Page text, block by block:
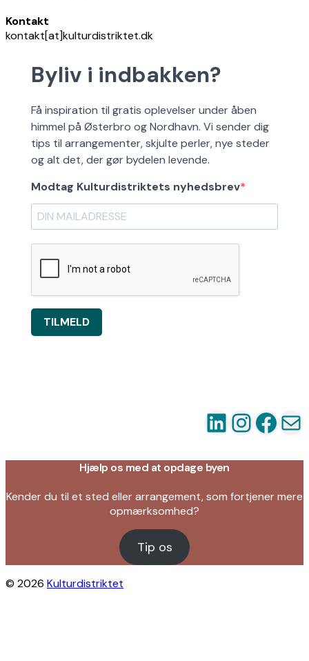
Kontakt
kontakt[at]kulturdistriktet.dk
Byliv i indbakken?
Få inspiration til gratis oplevelser under åben
himmel på Østerbro og Nordhavn. Vi sender dig
tips til arrangementer, skjulte perler, nye steder
og alt det, der gør bydelen levende.
Modtag Kulturdistriktets nyhedsbrev
TILMELD
LinkedIn
Hjælp os med at opdage byen
Kender du til et sted eller arrangement, som fortjener mere
opmærksomhed?
Tip os
© 2026 Kulturdistriktet